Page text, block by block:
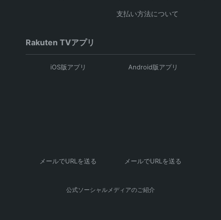
支払い方法について
Rakuten TVアプリ
iOS版アプリ
メールでURLを送る
Android版アプリ
メールでURLを送る
公式ソーシャルメディアのご紹介